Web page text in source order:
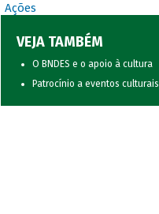
Ações
VEJA TAMBÉM
O BNDES e o apoio à cultura
Patrocínio a eventos culturais